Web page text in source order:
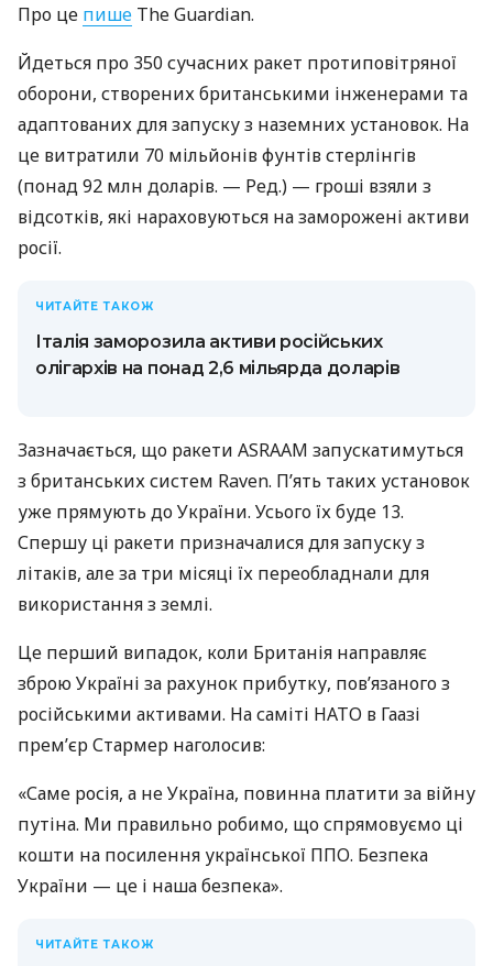
Про це пише The Guardian.
Йдеться про 350 сучасних ракет протиповітряної
оборони, створених британськими інженерами та
адаптованих для запуску з наземних установок. На
це витратили 70 мільйонів фунтів стерлінгів
(понад 92 млн доларів. — Ред.) — гроші взяли з
відсотків, які нараховуються на заморожені активи
росії.
ЧИТАЙТЕ ТАКОЖ
Італія заморозила активи російських
олігархів на понад 2,6 мільярда доларів
Зазначається, що ракети ASRAAM запускатимуться
з британських систем Raven. П’ять таких установок
уже прямують до України. Усього їх буде 13.
Спершу ці ракети призначалися для запуску з
літаків, але за три місяці їх переобладнали для
використання з землі.
Це перший випадок, коли Британія направляє
зброю Україні за рахунок прибутку, пов’язаного з
російськими активами. На саміті НАТО в Гаазі
прем’єр Стармер наголосив:
«Саме росія, а не Україна, повинна платити за війну
путіна. Ми правильно робимо, що спрямовуємо ці
кошти на посилення української ППО. Безпека
України — це і наша безпека».
ЧИТАЙТЕ ТАКОЖ